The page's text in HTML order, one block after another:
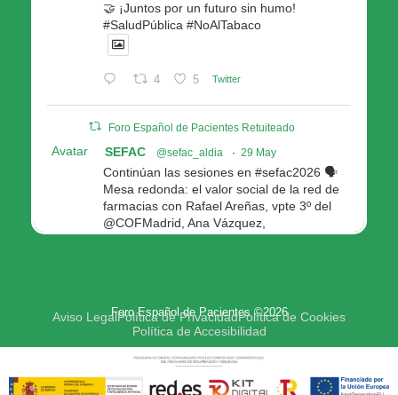
🤝 ¡Juntos por un futuro sin humo!
#SaludPública #NoAlTabaco
4 5 Twitter
Foro Español de Pacientes Retuiteado
Avatar SEFAC @sefac_aldia · 29 May
Continúan las sesiones en #sefac2026 🗣️
Mesa redonda: el valor social de la red de
farmacias con Rafael Areñas, vpte 3º del
@COFMadrid, Ana Vázquez,
4 4 Twitter
Foro Español de Pacientes
@fep_pacientes · 29 May
Foro Español de Pacientes ©2026
Aviso LegalPolítica de PrivacidadPolítica de Cookies
Política de Accesibilidad